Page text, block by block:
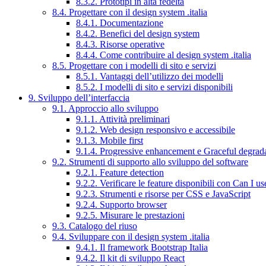
8.4. Progettare con il design system .italia
8.4.1. Documentazione
8.4.2. Benefici del design system
8.4.3. Risorse operative
8.4.4. Come contribuire al design system .italia
8.5. Progettare con i modelli di sito e servizi
8.5.1. Vantaggi dell’utilizzo dei modelli
8.5.2. I modelli di sito e servizi disponibili
9. Sviluppo dell’interfaccia
9.1. Approccio allo sviluppo
9.1.1. Attività preliminari
9.1.2. Web design responsivo e accessibile
9.1.3. Mobile first
9.1.4. Progressive enhancement e Graceful
9.2. Strumenti di supporto allo sviluppo del software
9.2.1. Feature detection
9.2.2. Verificare le feature disponibili con Can I
9.2.3. Strumenti e risorse per CSS e JavaScript
9.2.4. Supporto browser
9.2.5. Misurare le prestazioni
9.3. Catalogo del riuso
9.4. Sviluppare con il design system .italia
9.4.1. Il framework Bootstrap Italia
9.4.2. Il kit di sviluppo React